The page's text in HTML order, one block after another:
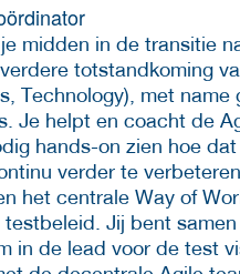
midden in de transitie
totstandkoming
Technology), met name
Je helpt en coacht de
hands-on zien hoe
verder te
het centrale Way of
Jij bent
in de lead voor de test